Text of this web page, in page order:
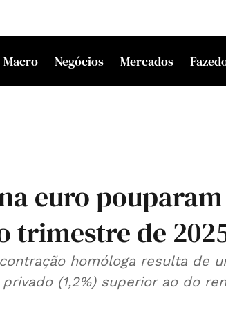
Macro Negócios Mercados
euro
trimestre de
homóloga resulta de
(1,2%) superior ao do